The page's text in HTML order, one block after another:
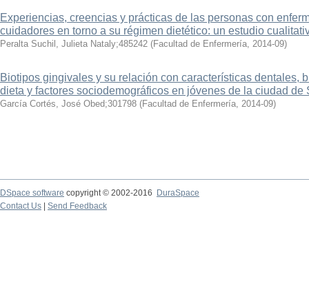
Experiencias, creencias y prácticas de las personas con
cuidadores en torno a su régimen dietético: un estudio
Peralta Suchil, Julieta Nataly;485242 (Facultad de Enfermería, 2014-09)
Biotipos gingivales y su relación con características dentales,
dieta y factores sociodemográficos en jóvenes de la ciudad de
García Cortés, José Obed;301798 (Facultad de Enfermería, 2014-09)
DSpace software copyright © 2002-2016
DuraSpace
Contact Us
Send Feedback